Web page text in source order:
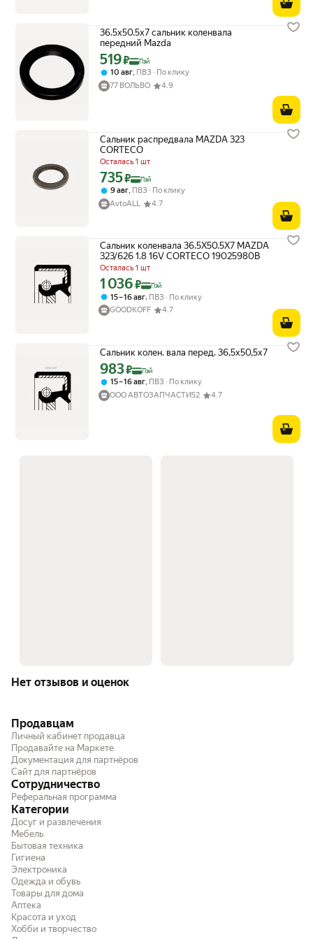
36.5x50.5x7 сальник коленвала
передний Mazda
Цена с картой Яндекс Пэй 519 ₽ вместо
519₽ Пэй
10 авг, ПВЗ
По клику
77 ВОЛЬВО
4.9
Сальник распредвала MAZDA 323
CORTECO
Осталась 1 шт
Цена с картой Яндекс Пэй 735 ₽ вместо
735₽ Пэй
9 авг ПВЗ
По клику
AvtoALL
4.7
Сальник коленвала 36.5X50.5X7 MAZDA
323/626 1.8 16V CORTECO 19025980B
Осталась 1 шт
Цена с картой Яндекс Пэй 1036 ₽ вместо
1 036₽ Пэй
15 – 16 авг, ПВЗ
По клику
GOODKOFF
4.7
Сальник колен. вала перед. 36,5x50,5x7
Цена с картой Яндекс Пэй 983 ₽ вместо
983₽ Пэй
15 – 16 авг, ПВЗ
По клику
ООО АВТОЗАПЧАСТИ52
4.7
Нет отзывов и оценок
Продавцам
Личный кабинет продавца
Продавайте на Маркете
Документация для партнёров
Сайт для партнёров
Сотрудничество
Реферальная программа
Категории
Досуг и развлечения
Мебель
Бытовая техника
Гигиена
Электроника
Одежда и обувь
Товары для дома
Аптека
Красота и уход
Хобби и творчество